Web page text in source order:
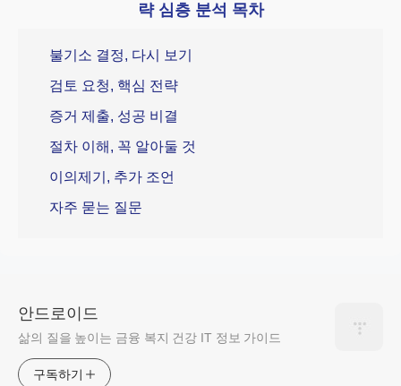
략 심층 분석 목차
불기소 결정, 다시 보기
검토 요청, 핵심 전략
증거 제출, 성공 비결
절차 이해, 꼭 알아둘 것
이의제기, 추가 조언
자주 묻는 질문
안드로이드
삶의 질을 높이는 금융 복지 건강 IT 정보 가이드
구독하기